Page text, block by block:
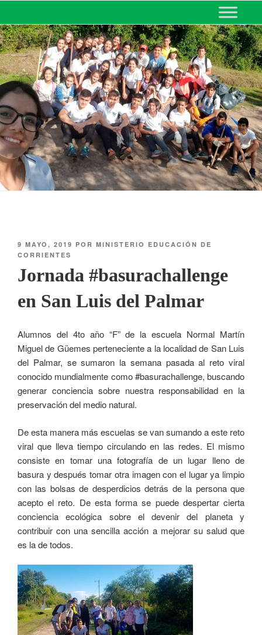
MINISTERIO DE EDUCACIÓN
DE CORRIENTES
9 MAYO, 2019 POR MINISTERIO EDUCACIÓN DE
CORRIENTES
Jornada #basurachallenge
en San Luis del Palmar
Alumnos del 4to año “F” de la escuela Normal Martín
Miguel de Güemes perteneciente a la localidad de San Luis
del Palmar, se sumaron la semana pasada al reto viral
conocido mundialmente como #basurachallenge, buscando
generar conciencia sobre nuestra responsabilidad en la
preservación del medio natural.
De esta manera más escuelas se van sumando a este reto
viral que lleva tiempo circulando en las redes. El mismo
consiste en tomar una fotografía de un lugar lleno de
basura y después tomar otra imagen con el lugar ya limpio
con las bolsas de desperdicios detrás de la persona que
acepto el reto. De esta forma se puede despertar cierta
conciencia ecológica sobre el devenir del planeta y
contribuir con una sencilla acción a mejorar su salud que
es la de todos.